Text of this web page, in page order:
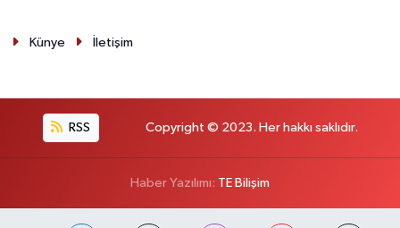
Künye İletişim
RSS Copyright © 2023. Her hakkı saklıdır.
Haber Yazılımı: TE Bilişim